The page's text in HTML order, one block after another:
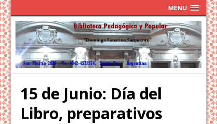
MENU
15 de Junio: Día del
Libro, preparativos